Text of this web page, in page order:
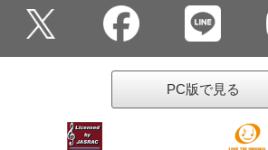
PC版で見る